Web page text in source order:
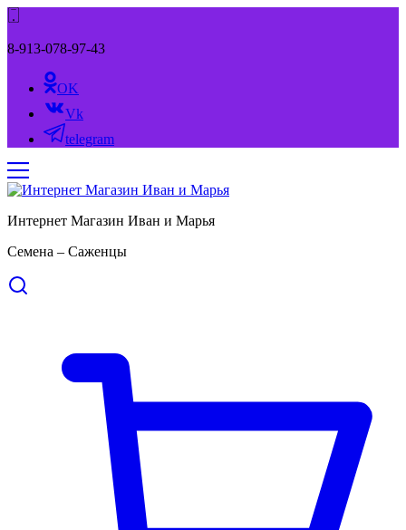
8-913-078-97-43
OK
Vk
telegram
Интернет Магазин Иван и Марья
Семена – Саженцы